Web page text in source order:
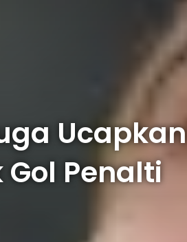
Ucapkan
Gol Penalti